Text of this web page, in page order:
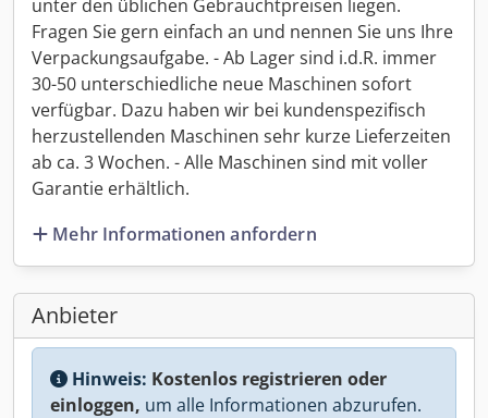
unter den üblichen Gebrauchtpreisen liegen.
Fragen Sie gern einfach an und nennen Sie uns Ihre
Verpackungsaufgabe. - Ab Lager sind i.d.R. immer
30-50 unterschiedliche neue Maschinen sofort
verfügbar. Dazu haben wir bei kundenspezifisch
herzustellenden Maschinen sehr kurze Lieferzeiten
ab ca. 3 Wochen. - Alle Maschinen sind mit voller
Garantie erhältlich.
Mehr Informationen anfordern
Anbieter
Hinweis: Kostenlos registrieren oder
einloggen, um alle Informationen abzurufen.